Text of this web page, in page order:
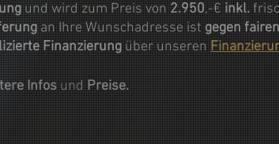
und wird zum Preis von 2.950,-€ inkl.
an Ihre Wunschadresse ist gegen
Finanzierung über unseren
Infos und Preise.